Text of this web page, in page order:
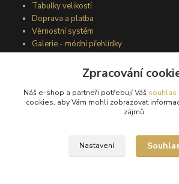
Tabulky velikostí
Doprava a platba
Věrnostní systém
Galerie - módní přehlídky
Obchodní podmínky
Zpracování
Náš e-shop a partneři potřebují Váš souhlas
cookies, aby Vám mohli zobrazovat
zájmů.
Nastavení